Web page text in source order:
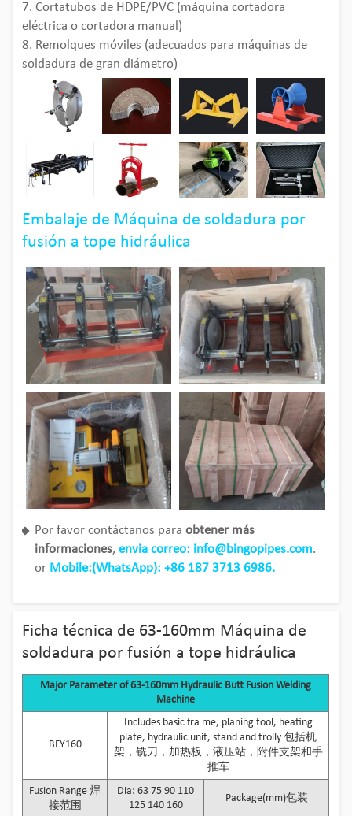
7. Cortatubos de HDPE/PVC (máquina cortadora
eléctrica o cortadora manual)
8. Remolques móviles (adecuados para máquinas de
soldadura de gran diámetro)
Embalaje de Máquina de soldadura por
fusión a tope hidráulica
Por favor contáctanos paraobtener más
informaciones,envia correo: info@bingopipes.com.
or Mobile:(WhatsApp): +86 187 3713 6986.
Ficha técnica de 63-160mm Máquina de
soldadura por fusión a tope hidráulica
Major Parameter of 63-160mm Hydraulic Butt Fusion Welding
Machine
BFY160
Includes basic fra me, planing tool, heating
plate, hydraulic unit, stand and trolly 包括机
架，铣刀，加热板，液压站，附件支架和手
推车
Fusion Range 焊
接范围
Dia: 63 75 90 110
125 140 160
Package(mm)包装